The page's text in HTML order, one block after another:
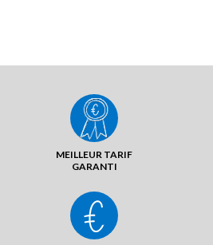
MEILLEUR TARIF
GARANTI